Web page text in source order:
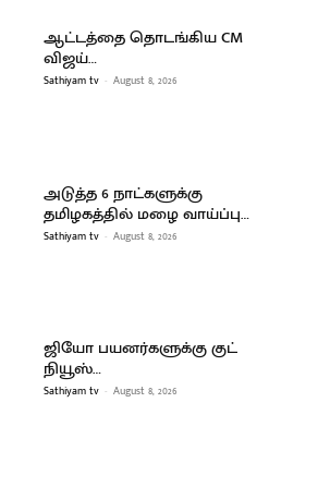
ஆட்டத்தை தொடங்கிய CM
விஜய்…
Sathiyam tv - August 8, 2026
அடுத்த 6 நாட்களுக்கு
தமிழகத்தில் மழை வாய்ப்பு…
Sathiyam tv - August 8, 2026
ஜியோ பயனர்களுக்கு குட்
நியூஸ்…
Sathiyam tv - August 8, 2026